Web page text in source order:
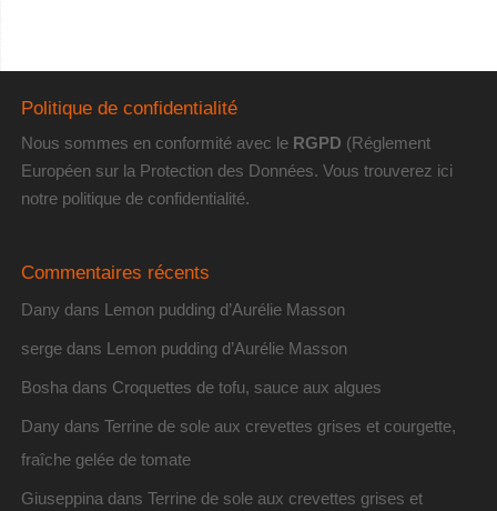
Politique de confidentialité
Nous sommes en conformité avec le RGPD (Réglement
Européen sur la Protection des Données. Vous trouverez ici
notre politique de confidentialité.
Commentaires récents
Dany dans Lemon pudding d’Aurélie Masson
sergedans Lemon pudding d’Aurélie Masson
Bosha dans Croquettes de tofu, sauce aux algues
Dany dans Terrine de sole aux crevettes grises et courgette,
fraîche gelée de tomate
Giuseppina dans Terrine de sole aux crevettes grises et